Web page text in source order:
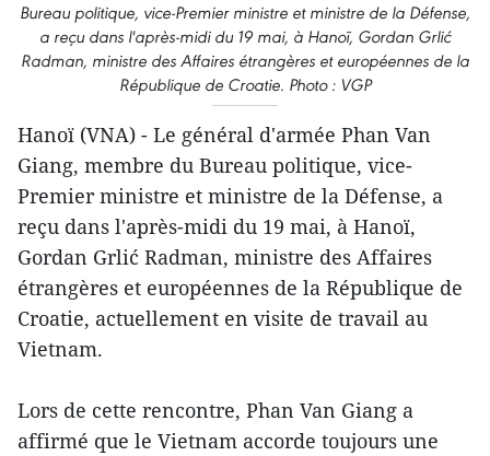
Bureau politique, vice-Premier ministre et ministre de la Défense,
a reçu dans l'après-midi du 19 mai, à Hanoï, Gordan Grlić
Radman, ministre des Affaires étrangères et européennes de la
République de Croatie. Photo : VGP
Hanoï (VNA) - Le général d'armée Phan Van
Giang, membre du Bureau politique, vice-
Premier ministre et ministre de la Défense, a
reçu dans l'après-midi du 19 mai, à Hanoï,
Gordan Grlić Radman, ministre des Affaires
étrangères et européennes de la République de
Croatie, actuellement en visite de travail au
Vietnam.
Lors de cette rencontre, Phan Van Giang a
affirmé que le Vietnam accorde toujours une